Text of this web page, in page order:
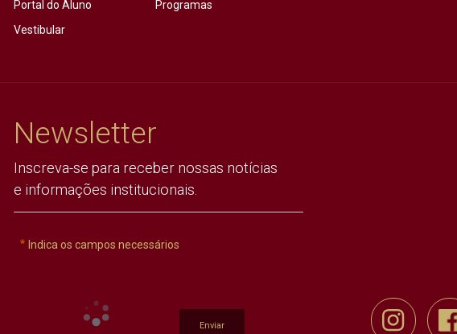
Portal do Aluno
Vestibular
Programas
Newsletter
Inscreva-se para receber nossas notícias
e informações institucionais.
Indica os campos necessários
Enviar